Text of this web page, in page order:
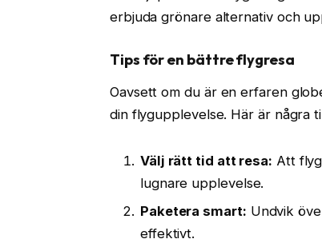
erbjuda grönare alternativ och
Tips för en bättre flygresa
Oavsett om du är en erfaren
din flygupplevelse. Här är några
Välj rätt tid att resa: Att
lugnare upplevelse.
Paketera smart: Undvik
effektivt.